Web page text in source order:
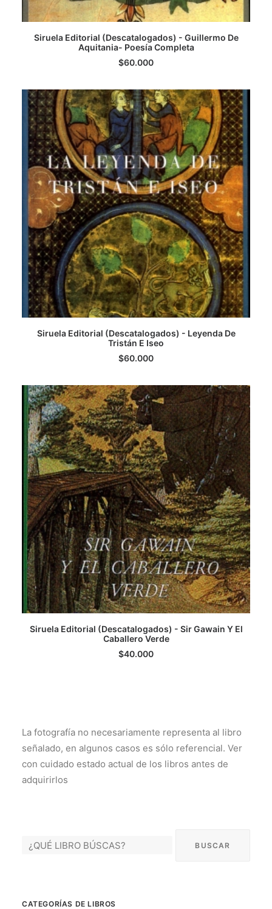
AGREGAR AL CARRITO
Siruela Editorial (Descatalogados) - Guillermo De
Aquitania- Poesía Completa
$60.000
AGREGAR AL CARRITO
Siruela Editorial (Descatalogados) - Leyenda De
Tristán E Iseo
$60.000
AGREGAR AL CARRITO
Siruela Editorial (Descatalogados) - Sir Gawain Y El
Caballero Verde
$40.000
La fotografía no necesariamente representa al libro
señalado, en algunos casos es sólo referencial. Ver
con cuidado estado actual de los libros antes de
adquirirlos
CATEGORÍAS DE LIBROS